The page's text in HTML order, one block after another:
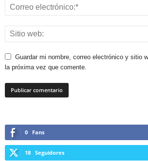
Guardar mi nombre, correo electrónico y sitio
la próxima vez que comente.
0 Fans
18 Seguidores